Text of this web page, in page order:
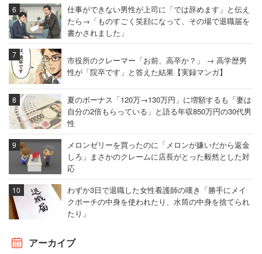
仕事ができない男性が上司に「では辞めます」と伝え
たら→「ものすごく笑顔になって、その場で退職届を
書かされました」
市役所のクレーマー「お前、高卒か？」 → 高学歴男
性が「院卒です」と答えた結果【実録マンガ】
夏のボーナス「120万→130万円」に増額するも「妻は
自分の2倍もらっている」と語る年収850万円の30代男
性
メロンゼリーを買ったのに「メロンが嫌いだから返金
しろ」まさかのクレームに店長がとった毅然とした対
応
わずか3日で退職した女性看護師の嘆き「勝手にメイ
クポーチの中身を使われたり、水筒の中身を捨てられ
たり」
アーカイブ